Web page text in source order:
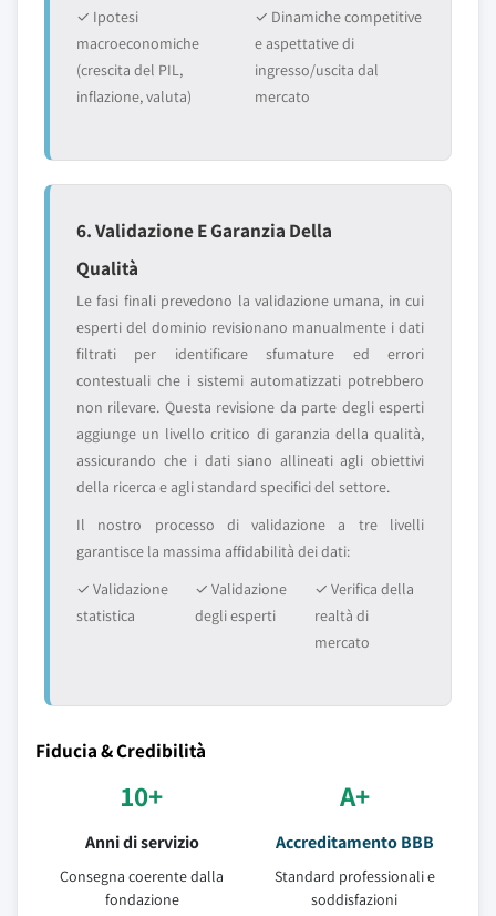
✓ Ipotesi
macroeconomiche
(crescita del PIL,
inflazione, valuta)
✓ Dinamiche competitive
e aspettative di
ingresso/uscita dal
mercato
6. Validazione E Garanzia Della
Qualità
Le fasi finali prevedono la validazione umana, in cui
esperti del dominio revisionano manualmente i dati
filtrati per identificare sfumature ed errori
contestuali che i sistemi automatizzati potrebbero
non rilevare. Questa revisione da parte degli esperti
aggiunge un livello critico di garanzia della qualità,
assicurando che i dati siano allineati agli obiettivi
della ricerca e agli standard specifici del settore.
Il nostro processo di validazione a tre livelli
garantisce la massima affidabilità dei dati:
✓ Validazione
statistica
✓ Validazione
degli esperti
✓ Verifica della
realtà di
mercato
Fiducia & Credibilità
10+
Anni di servizio
Consegna coerente dalla
fondazione
A+
Accreditamento BBB
Standard professionali e
soddisfazioni